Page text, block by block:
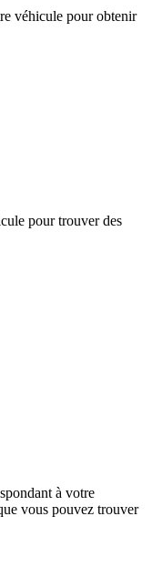
véhicule pour obtenir
pour trouver des
à votre
vous pouvez trouver